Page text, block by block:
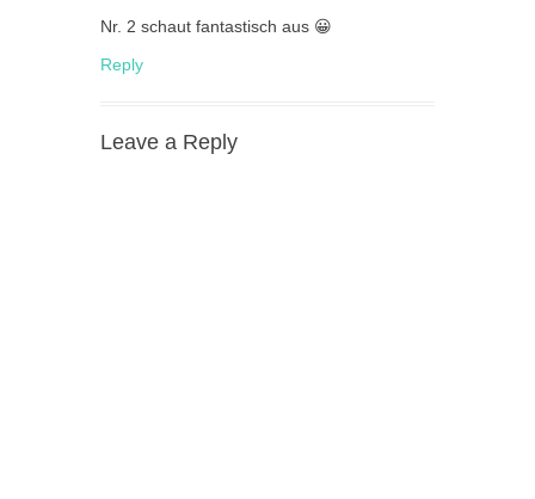
Nr. 2 schaut fantastisch aus 😀
Reply
Leave a Reply